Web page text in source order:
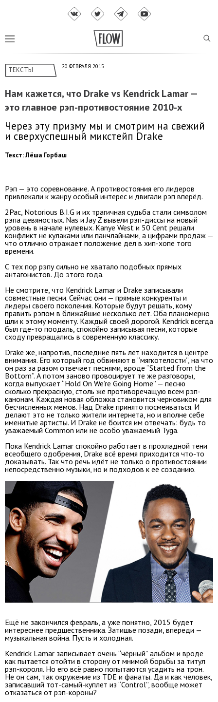
ТЕКСТЫ 20 ФЕВРАЛЯ 2015
Нам кажется, что Drake vs Kendrick Lamar —
это главное рэп-противостояние 2010-х
Через эту призму мы и смотрим на свежий
и сверхуспешный микстейп Drake
Текст: Лёша Горбаш
Рэп — это соревнование. А противостояния его лидеров
привлекали к жанру особый интерес и двигали рэп вперёд.
2Pac, Notorious B.I.G и их трагичная судьба стали символом
рэпа девяностых. Nas и Jay Z вывели рэп-диссы на новый
уровень в начале нулевых. Kanye West и 50 Cent решали
конфликт не кулаками или панчлайнами, а цифрами продаж —
что отлично отражает положение дел в хип-хопе того
времени.
С тех пор рэпу сильно не хватало подобных прямых
антагонистов. До этого года.
Не смотрите, что Kendrick Lamar и Drake записывали
совместные песни. Сейчас они — прямые конкуренты и
лидеры своего поколения. Которые будут решать, кому
править рэпом в ближайшие несколько лет. Оба планомерно
шли к этому моменту. Каждый своей дорогой. Kendrick всегда
был где-то поодаль, спокойно записывая песни, которые
сходу превращались в современную классику.
Drake же, напротив, последние пять лет находится в центре
внимания. Его который год обвиняют в “мягкотелости”, на что
он раз за разом отвечает песнями, вроде “Started from the
Bottom”. А потом заново провоцирует те же разговоры,
когда выпускает “Hold On We’re Going Home” — песню
сколько прекрасную, столь же противоречащую всем рэп-
канонам. Каждая новая обложка становится черновиком для
бесчисленных мемов. Над Drake принято посмеиваться. И
делают это не только жители интернета, но и вполне себе
именитые артисты. И Drake не боится им отвечать: будь то
уважаемый Common или не особо уважаемый Tyga.
Пока Kendrick Lamar спокойно работает в прохладной тени
всеобщего одобрения, Drake всё время приходится что-то
доказывать. Так что речь идёт не только о противостоянии
непосредственно музыки, но и подходов к её созданию.
Ещё не закончился февраль, а уже понятно, 2015 будет
интереснее предшественника. Затишье позади, впереди —
музыкальная война. Пусть и холодная.
Kendrick Lamar записывает очень “чёрный” альбом и вроде
как пытается отойти в сторону от мнимой борьбы за титул
рэп-короля. Но его всё равно попытаются усадить на трон.
Не он сам, так окружение из TDE и фанаты. Да и как человек,
записавший тот-самый-куплет из “Control”, вообще может
отказаться от рэп-короны?